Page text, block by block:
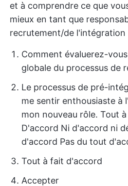
et à comprendre ce que
mieux en tant que
recrutement/de l'intégration
Comment évaluerez-
globale du processus de
Le processus de pré-
me sentir enthousiaste à
mon nouveau rôle. Tout
D'accord Ni d'accord ni
d'accord Pas du tout
Tout à fait d'accord
Accepter